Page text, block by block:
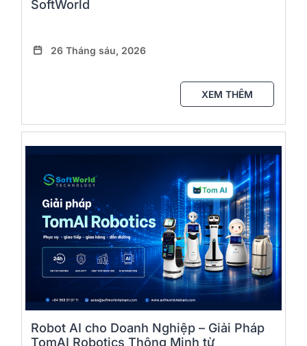
SoftWorld
26 Tháng sáu, 2026
XEM THÊM
Robot AI cho Doanh Nghiệp – Giải Pháp
TomAI Robotics Thông Minh từ